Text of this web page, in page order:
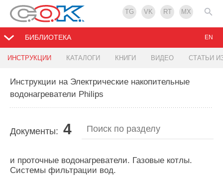
TG VK RT MX
БИБЛИОТЕКА
ИНСТРУКЦИИ КАТАЛОГИ КНИГИ ВИДЕО СТАТЬИ
EN
Инструкции на Электрические накопительные
водонагреватели Philips
Документы: 4
и проточные водонагреватели. Газовые котлы.
Системы фильтрации вод.